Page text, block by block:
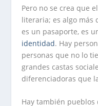
Pero no se crea que
literaria; es algo más
es un pasaporte, es
identidad. Hay
personas que no lo
grandes castas
diferenciadoras que
Hay también